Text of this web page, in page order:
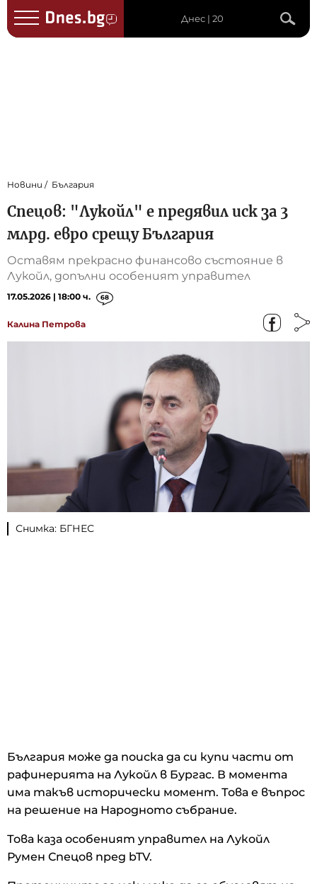
Днес | 20
Новини България
Спецов: "Лукойл" е предявил иск за 3
млрд. евро срещу България
Оставям прекрасно финансово състояние в
Лукойл, допълни особеният управител
17.05.2026 | 18:00 ч. 68
Калина Петрова
Снимка: БГНЕС
България може да поиска да си купи части от
рафинерията на Лукойл в Бургас. В момента
има такъв исторически момент. Това е въпрос
на решение на Народното събрание.
Това каза особеният управител на Лукойл
Румен Спецов пред bTV.